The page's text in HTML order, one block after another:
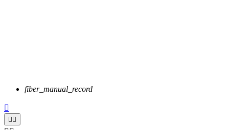
fiber_manual_record

 